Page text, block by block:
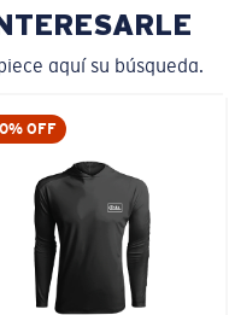
aquí su búsqueda.
OFF